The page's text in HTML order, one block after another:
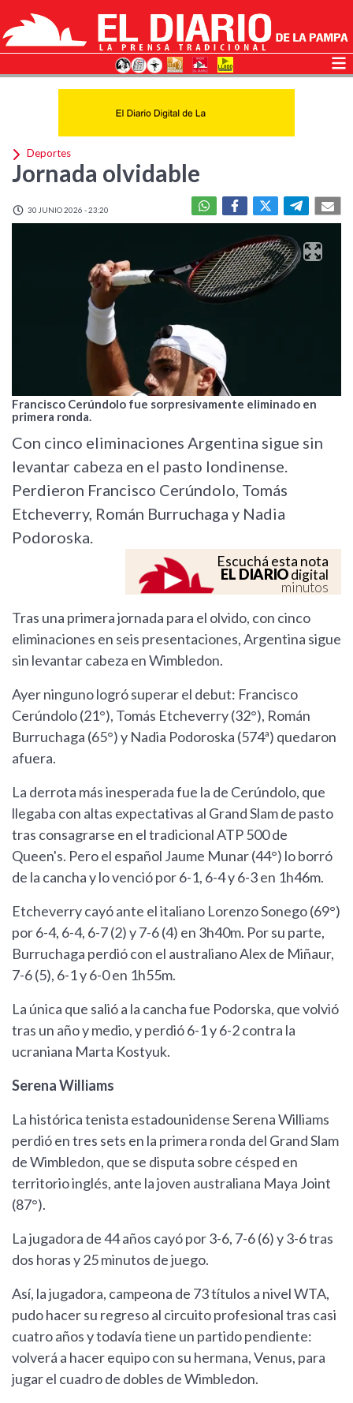
Deportes
Jornada olvidable
30 JUNIO 2026 - 23:20
Francisco Cerúndolo fue sorpresivamente eliminado en
primera ronda.
Con cinco eliminaciones Argentina sigue sin
levantar cabeza en el pasto londinense.
Perdieron Francisco Cerúndolo, Tomás
Etcheverry, Román Burruchaga y Nadia
Podoroska.
Escuchá esta nota
EL DIARIOdigital
minutos
Tras una primera jornada para el olvido, con cinco
eliminaciones en seis presentaciones, Argentina sigue
sin levantar cabeza en Wimbledon.
Ayer ninguno logró superar el debut: Francisco
Cerúndolo (21°), Tomás Etcheverry (32°), Román
Burruchaga (65°) y Nadia Podoroska (574ª) quedaron
afuera.
La derrota más inesperada fue la de Cerúndolo, que
llegaba con altas expectativas al Grand Slam de pasto
tras consagrarse en el tradicional ATP 500 de
Queen's. Pero el español Jaume Munar (44°) lo borró
de la cancha y lo venció por 6-1, 6-4 y 6-3 en 1h46m.
Etcheverry cayó ante el italiano Lorenzo Sonego (69°)
por 6-4, 6-4, 6-7 (2) y 7-6 (4) en 3h40m. Por su parte,
Burruchaga perdió con el australiano Alex de Miñaur,
7-6 (5), 6-1 y 6-0 en 1h55m.
La única que salió a la cancha fue Podorska, que volvió
tras un año y medio, y perdió 6-1 y 6-2 contra la
ucraniana Marta Kostyuk.
Serena Williams
La histórica tenista estadounidense Serena Williams
perdió en tres sets en la primera ronda del Grand Slam
de Wimbledon, que se disputa sobre césped en
territorio inglés, ante la joven australiana Maya Joint
(87°).
La jugadora de 44 años cayó por 3-6, 7-6 (6) y 3-6 tras
dos horas y 25 minutos de juego.
Así, la jugadora, campeona de 73 títulos a nivel WTA,
pudo hacer su regreso al circuito profesional tras casi
cuatro años y todavía tiene un partido pendiente:
volverá a hacer equipo con su hermana, Venus, para
jugar el cuadro de dobles de Wimbledon.